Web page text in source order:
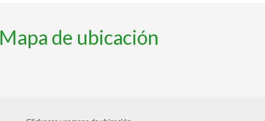
Mapa de ubicación